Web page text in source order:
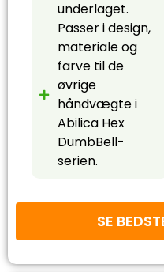
underlaget.
Passer i design,
materiale og
farve til de
øvrige
håndvægte i
Abilica Hex
DumbBell-
serien.
SE